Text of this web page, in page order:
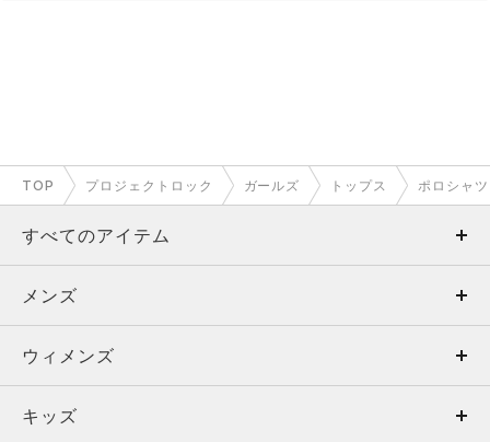
TOP プロジェクトロック ガールズ トップス ポロシャ
すべてのアイテム
メンズ
ウィメンズ
キッズ
メンズ
トップス
ボトムス
ウィメンズ
トップス
キッズ